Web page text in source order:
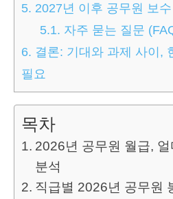
5. 2027년 이후 공무원 보
5.1. 자주 묻는 질문
6. 결론: 기대와 과제 사이,
필요
목차
2026년 공무원 월급,
분석
직급별 2026년 공무원